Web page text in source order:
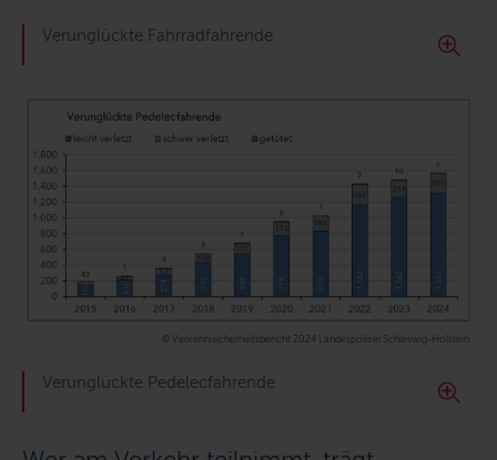
Verunglückte Fahrradfahrende
© Verkehrssicherheitsbericht 2024 Landespolizei Schleswig-Holstein
Verunglückte Pedelecfahrende